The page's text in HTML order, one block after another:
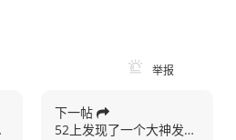
举报
...
下一帖
52上发现了一个大神发的...